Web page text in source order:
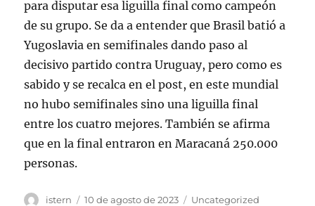
para disputar esa liguilla final como campeón
de su grupo. Se da a entender que Brasil batió a
Yugoslavia en semifinales dando paso al
decisivo partido contra Uruguay, pero como es
sabido y se recalca en el post, en este mundial
no hubo semifinales sino una liguilla final
entre los cuatro mejores. También se afirma
que en la final entraron en Maracaná 250.000
personas.
Autor
istern
Publicado
10 de agosto de 2023 Categorías
Uncategorized